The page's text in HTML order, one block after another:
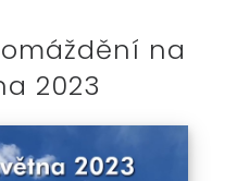
na
2023